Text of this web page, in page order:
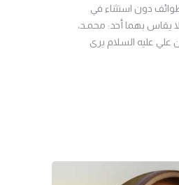
دون استثناء في
يقاس بهما أحد: محمـد،
علي عليه السلام يرى